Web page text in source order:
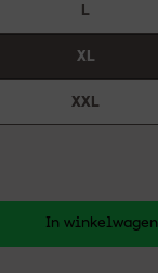
L
XL
XXL
In winkelwagen